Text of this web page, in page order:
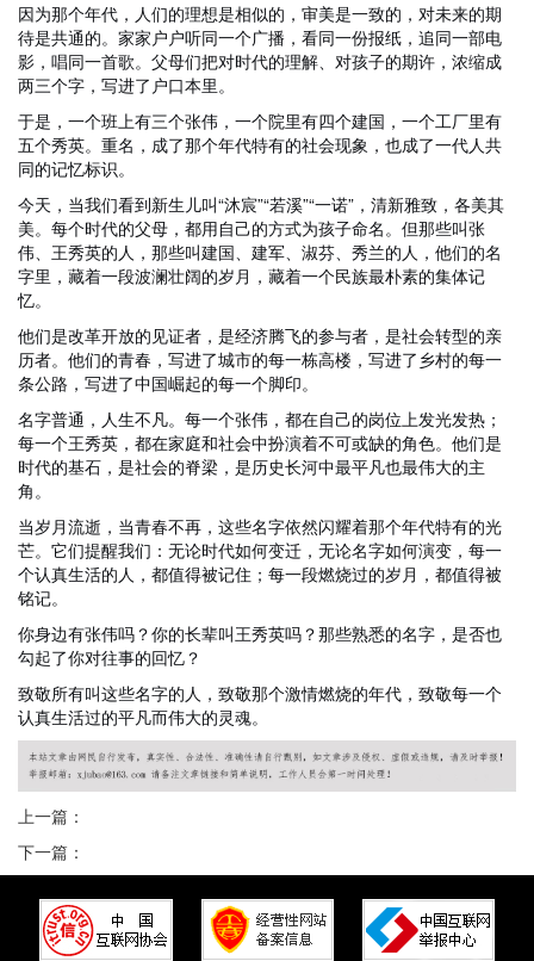
因为那个年代，人们的理想是相似的，审美是一致的，对未来的期
待是共通的。家家户户听同一个广播，看同一份报纸，追同一部电
影，唱同一首歌。父母们把对时代的理解、对孩子的期许，浓缩成
两三个字，写进了户口本里。
于是，一个班上有三个张伟，一个院里有四个建国，一个工厂里有
五个秀英。重名，成了那个年代特有的社会现象，也成了一代人共
同的记忆标识。
今天，当我们看到新生儿叫“沐宸”“若溪”“一诺”，清新雅致，各美其
美。每个时代的父母，都用自己的方式为孩子命名。但那些叫张
伟、王秀英的人，那些叫建国、建军、淑芬、秀兰的人，他们的名
字里，藏着一段波澜壮阔的岁月，藏着一个民族最朴素的集体记
忆。
他们是改革开放的见证者，是经济腾飞的参与者，是社会转型的亲
历者。他们的青春，写进了城市的每一栋高楼，写进了乡村的每一
条公路，写进了中国崛起的每一个脚印。
名字普通，人生不凡。每一个张伟，都在自己的岗位上发光发热；
每一个王秀英，都在家庭和社会中扮演着不可或缺的角色。他们是
时代的基石，是社会的脊梁，是历史长河中最平凡也最伟大的主
角。
当岁月流逝，当青春不再，这些名字依然闪耀着那个年代特有的光
芒。它们提醒我们：无论时代如何变迁，无论名字如何演变，每一
个认真生活的人，都值得被记住；每一段燃烧过的岁月，都值得被
铭记。
你身边有张伟吗？你的长辈叫王秀英吗？那些熟悉的名字，是否也
勾起了你对往事的回忆？
致敬所有叫这些名字的人，致敬那个激情燃烧的年代，致敬每一个
认真生活过的平凡而伟大的灵魂。
上一篇：
下一篇：